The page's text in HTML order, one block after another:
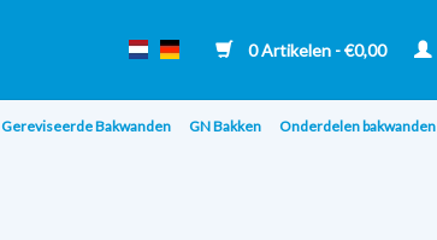
0 Artikelen - €0,00
Gereviseerde Bakwanden GN Bakken Onderdelen bakwanden